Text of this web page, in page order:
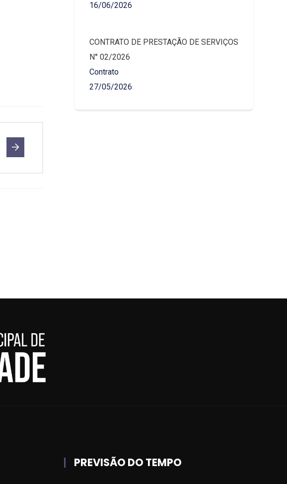
16/06/2026
CONTRATO DE PRESTAÇÃO DE SERVIÇOS
N° 02/2026
Contrato
27/05/2026
PREVISÃO DO TEMPO